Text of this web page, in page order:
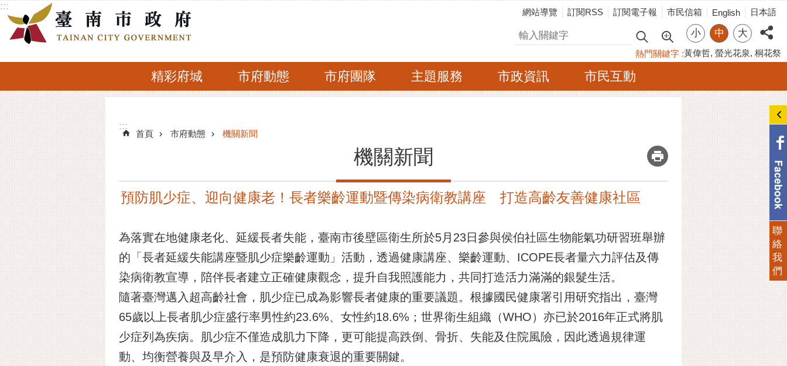
跳到主要內容區塊
:::
網站導覽 訂閱RSS 訂閱電子報 市民信箱 English 日本語
搜尋 小 中 大
熱門關鍵字 黃偉哲 螢光花泉 桐花祭
精彩府城 市府動態 市府團隊 主題服務 市政資訊 市民互動
:::
:::
首頁 市府動態 機關新聞
機關新聞 _
預防肌少症、迎向健康老！長者樂齡運動暨傳染病衛教講座 打造高齡友善健康社區
為落實在地健康老化、延緩長者失能，臺南市後壁區衛生所於5月23日參與侯伯社區生物能氣功研習班舉辦
的「長者延緩失能講座暨肌少症樂齡運動」活動，透過健康講座、樂齡運動、ICOPE長者量六力評估及傳
染病衛教宣導，陪伴長者建立正確健康觀念，提升自我照護能力，共同打造活力滿滿的銀髮生活。
隨著臺灣邁入超高齡社會，肌少症已成為影響長者健康的重要議題。根據國民健康署引用研究指出，臺灣
65歲以上長者肌少症盛行率男性約23.6%、女性約18.6%；世界衛生組織（WHO）亦已於2016年正式將肌
少症列為疾病。肌少症不僅造成肌力下降，更可能提高跌倒、骨折、失能及住院風險，因此透過規律運
動、均衡營養與及早介入，是預防健康衰退的重要關鍵。
聯
絡
我
們